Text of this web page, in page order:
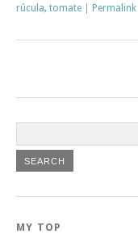
rúcula, tomate Permalink
MY TOP